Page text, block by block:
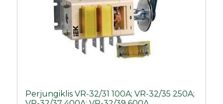
Perjungiklis VR-32/31 100A; VR-32/35 250A;